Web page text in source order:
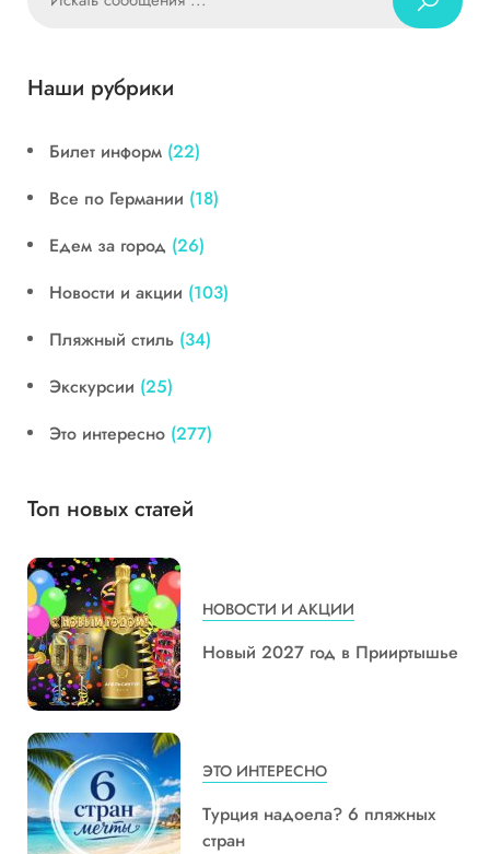
Наши рубрики
Билет информ (22)
Все по Германии (18)
Едем за город (26)
Новости и акции (103)
Пляжный стиль (34)
Экскурсии (25)
Это интересно (277)
Топ новых статей
НОВОСТИ И АКЦИИ
Новый 2027 год в Прииртышье
ЭТО ИНТЕРЕСНО
Турция надоела? 6 пляжных
стран